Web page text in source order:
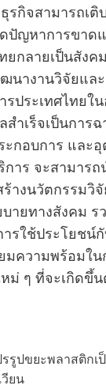
รกิจสามารถเติ
ปัญหาการขาด
ยกลายเป็นสังค
นางานวิจัยแล
ประเทศไทยใ
สำเร็จเป็นการ
ะกอบการ และ
การ จะสามารถ
ร้างนวัตกรรมวิ
ายทางสังคม ร
รใช้ประโยชน์กั
มความพร้อมใน
ม่ ๆ ที่จะเกิดขึ้น
รูปขยะพลาสติก
ยน